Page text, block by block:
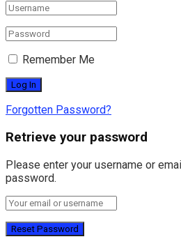
Remember Me
Forgotten Password?
Retrieve your password
Please enter your username or
password.